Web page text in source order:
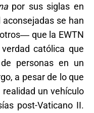
por sus siglas en
se han
que la EWTN
católica que
personas en un
a pesar de lo que
un vehículo
post-Vaticano II.